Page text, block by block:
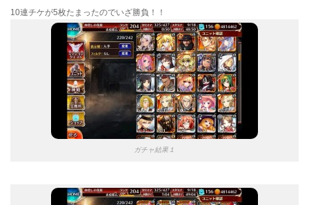
10連チケが5枚たまったのでいざ勝負！！
ガチャ結果１